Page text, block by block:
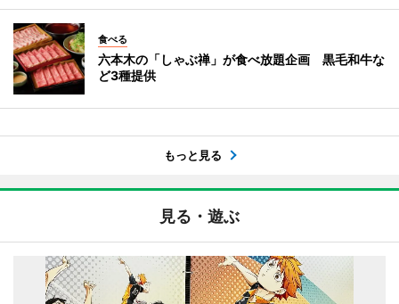
食べる
六本木の「しゃぶ禅」が食べ放題企画 黒毛和牛な
ど3種提供
もっと見る
見る・遊ぶ